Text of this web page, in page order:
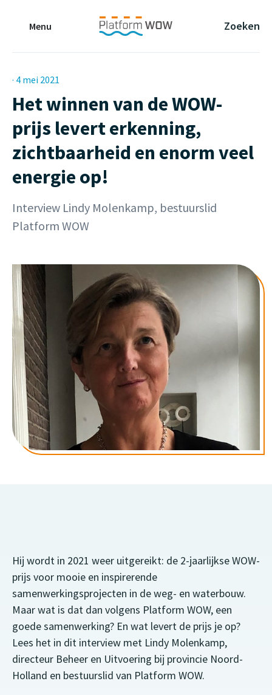
Menu
Zoeken
· 4 mei 2021
Het winnen van de WOW-
prijs levert erkenning,
zichtbaarheid en enorm veel
energie op!
Interview Lindy Molenkamp, bestuurslid
Platform WOW
Hij wordt in 2021 weer uitgereikt: de 2-jaarlijkse WOW-
prijs voor mooie en inspirerende
samenwerkingsprojecten in de weg- en waterbouw.
Maar wat is dat dan volgens Platform WOW, een
goede samenwerking? En wat levert de prijs je op?
Lees het in dit interview met Lindy Molenkamp,
directeur Beheer en Uitvoering bij provincie Noord-
Holland en bestuurslid van Platform WOW.